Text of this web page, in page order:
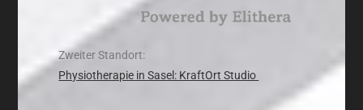
Zweiter Standort:
Physiotherapie in Sasel: KraftOrt Studio